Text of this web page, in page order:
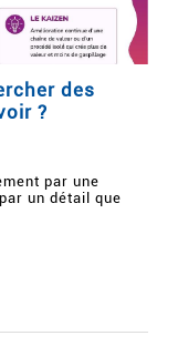
des
?
par une
un détail que